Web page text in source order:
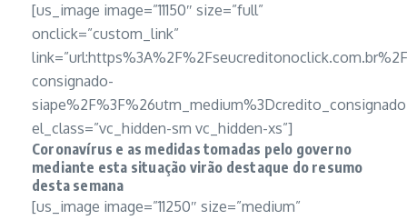
[us_image image=”11150″ size=”full”
onclick=”custom_link”
consignado-
el_class=”vc_hidden-sm vc_hidden-xs”]
Coronavírus e as medidas tomadas pelo governo
mediante esta situação virão destaque do resumo
desta semana
[us_image image=”11250″ size=”medium”